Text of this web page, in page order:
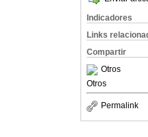
Indicadores
Links
Compartir
Otros
Otros
Permalink